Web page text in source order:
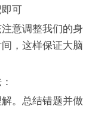
可
意调整我们的身
，这样保证大脑
。总结错题并做